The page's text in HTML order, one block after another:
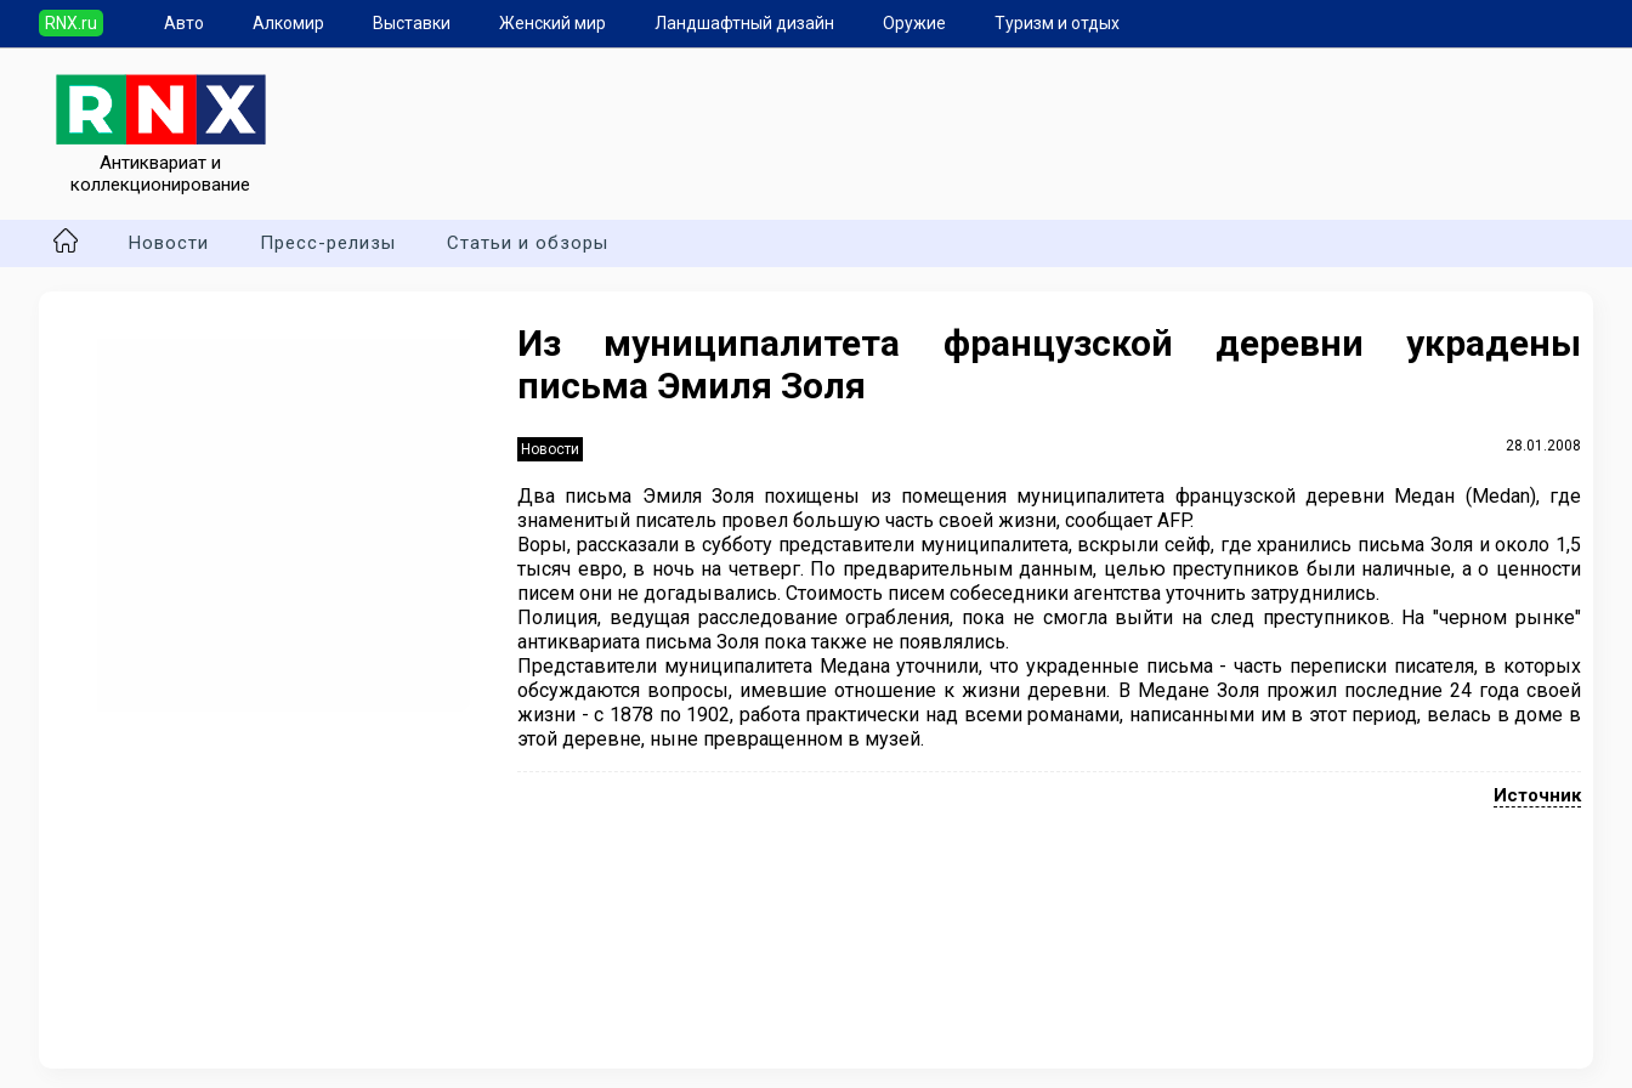
RNX.ru Авто Алкомир Выставки Женский мир Ландшафтный дизайн Оружие Туризм и отдых
Антиквариат и
коллекционирование
Новости Пресс-релизы Статьи и обзоры
Из муниципалитета французской деревни украдены
письма Эмиля Золя
28.01.2008
Новости
Два письма Эмиля Золя похищены из помещения муниципалитета французской деревни Медан (Medan), где
знаменитый писатель провел большую часть своей жизни, сообщает AFP.
Воры, рассказали в субботу представители муниципалитета, вскрыли сейф, где хранились письма Золя и около 1,5
тысяч евро, в ночь на четверг. По предварительным данным, целью преступников были наличные, а о ценности
писем они не догадывались. Стоимость писем собеседники агентства уточнить затруднились.
Полиция, ведущая расследование ограбления, пока не смогла выйти на след преступников. На "черном рынке"
антиквариата письма Золя пока также не появлялись.
Представители муниципалитета Медана уточнили, что украденные письма - часть переписки писателя, в которых
обсуждаются вопросы, имевшие отношение к жизни деревни. В Медане Золя прожил последние 24 года своей
жизни - с 1878 по 1902, работа практически над всеми романами, написанными им в этот период, велась в доме в
этой деревне, ныне превращенном в музей.
Источник